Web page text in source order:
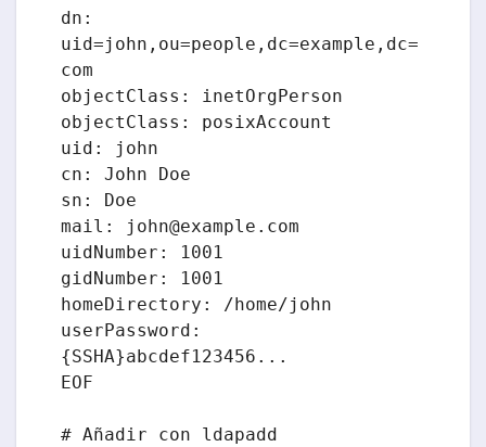
dn:
uid=john,ou=people,dc=example,dc=
com
objectClass: inetOrgPerson
objectClass: posixAccount
uid: john
cn: John Doe
sn: Doe
mail: john@example.com
uidNumber: 1001
gidNumber: 1001
homeDirectory: /home/john
userPassword:
{SSHA}abcdef123456...
EOF
# Añadir con ldapadd